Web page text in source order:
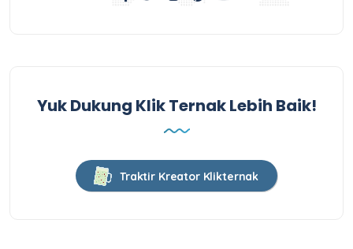
Yuk Dukung Klik Ternak Lebih Baik!
Traktir Kreator Klikternak